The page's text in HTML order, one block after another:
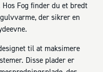
Fog finder du et bredt
der sikrer en
til at maksimere
Disse plader er